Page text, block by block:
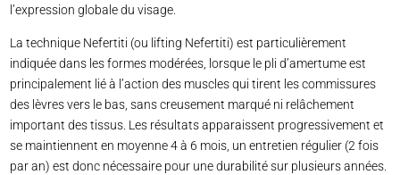
l’expression globale du visage.
La technique Nefertiti (ou lifting Nefertiti) est particulièrement
indiquée dans les formes modérées, lorsque le pli d’amertume est
principalement lié à l’action des muscles qui tirent les commissures
des lèvres vers le bas, sans creusement marqué ni relâchement
important des tissus. Les résultats apparaissent progressivement et
se maintiennent en moyenne 4 à 6 mois, un entretien régulier (2 fois
par an) est donc nécessaire pour une durabilité sur plusieurs années.